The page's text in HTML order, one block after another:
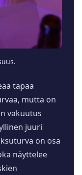
tapaa
mutta on
vakuutus
juuri
on osa
näyttelee